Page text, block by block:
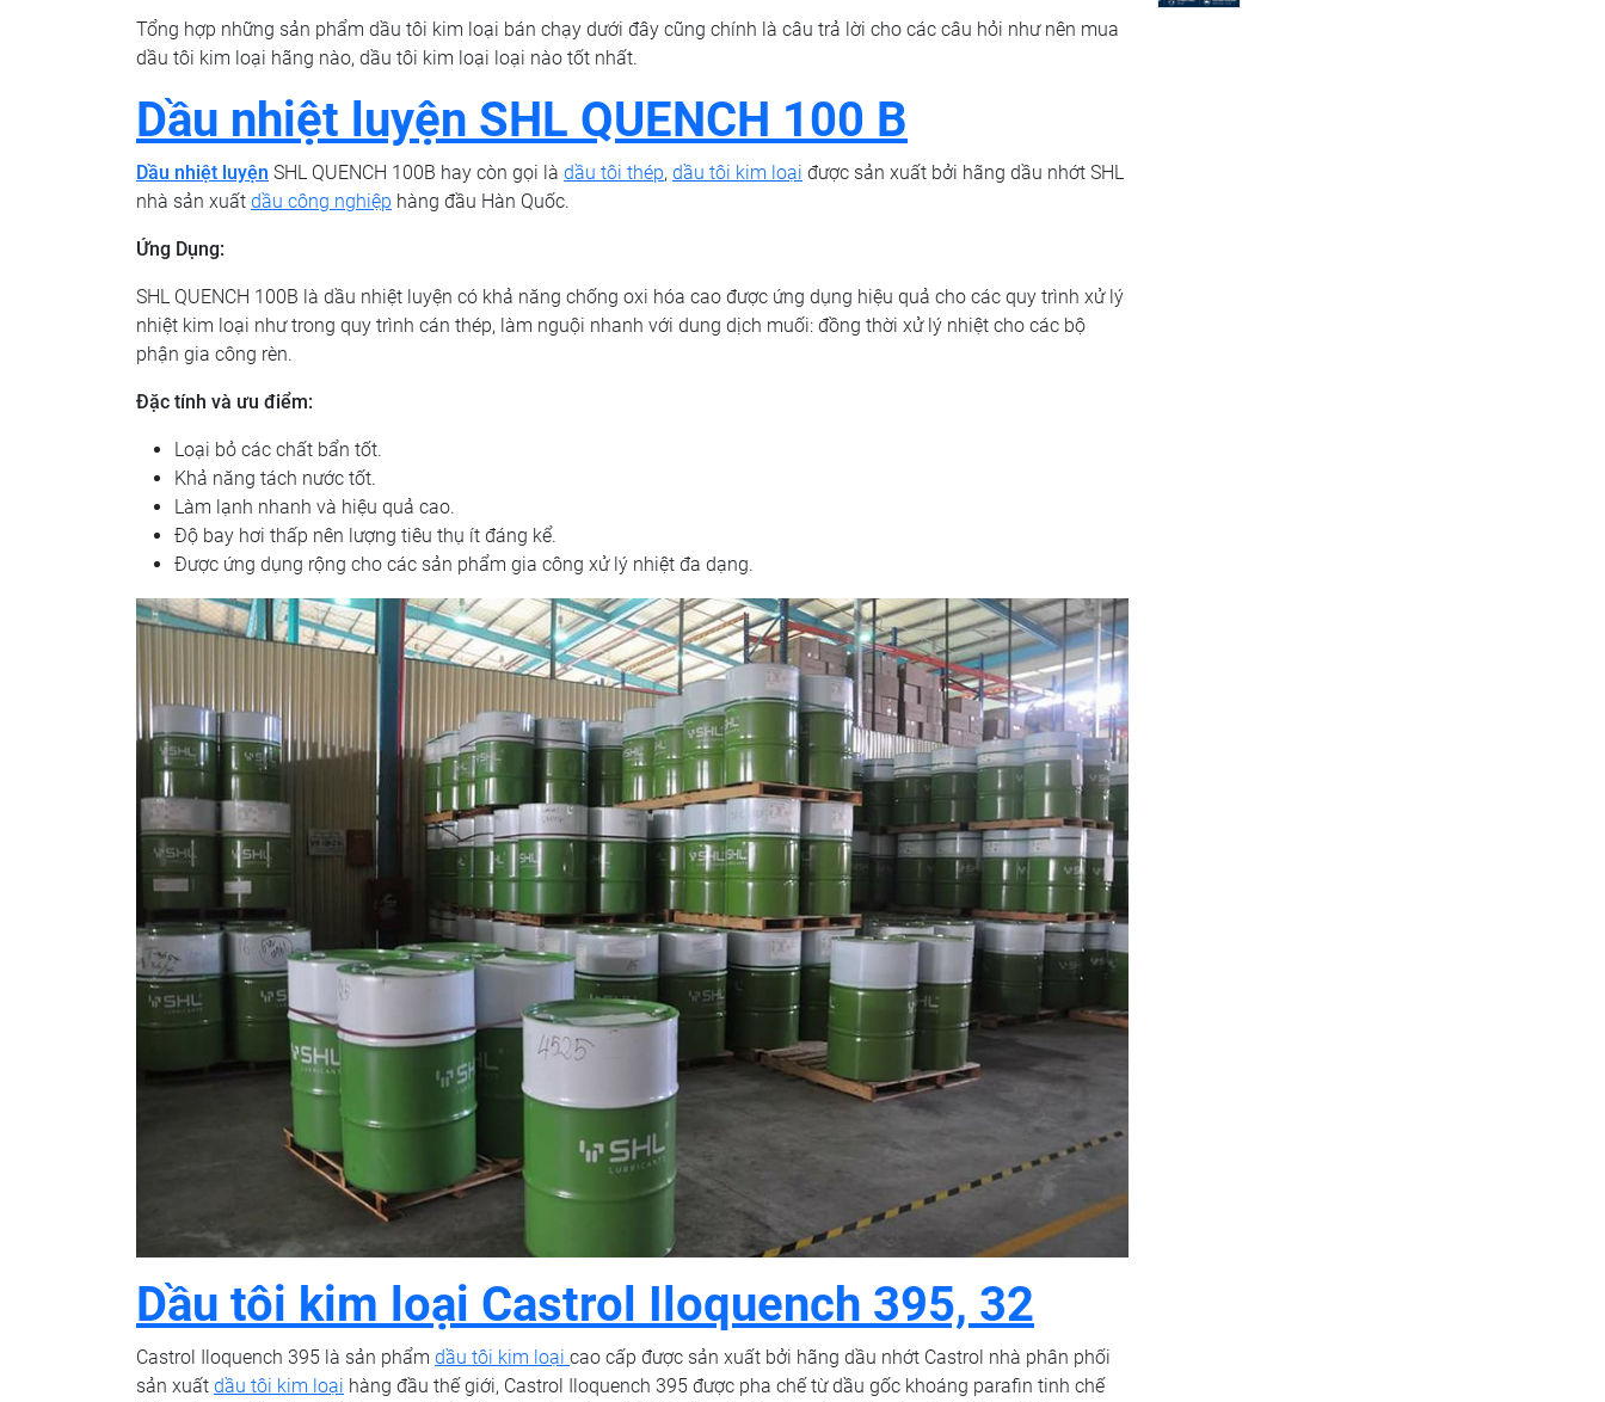
Tổng hợp những sản phẩm dầu tôi kim loại bán chạy dưới đây cũng chính là câu trả lời cho các câu hỏi như nên mua
dầu tôi kim loại hãng nào, dầu tôi kim loại loại nào tốt nhất.
Dầu nhiệt luyện SHL QUENCH 100 B
Dầu nhiệt luyện SHL QUENCH 100B hay còn gọi là dầu tôi thép, dầu tôi kim loại được sản xuất bởi hãng dầu nhớt SHL
nhà sản xuất dầu công nghiệp hàng đầu Hàn Quốc.
Ứng Dụng:
SHL QUENCH 100B là dầu nhiệt luyện có khả năng chống oxi hóa cao được ứng dụng hiệu quả cho các quy trình xử lý
nhiệt kim loại như trong quy trình cán thép, làm nguội nhanh với dung dịch muối: đồng thời xử lý nhiệt cho các bộ
phận gia công rèn.
Đặc tính và ưu điểm:
Loại bỏ các chất bẩn tốt.
Khả năng tách nước tốt.
Làm lạnh nhanh và hiệu quả cao.
Độ bay hơi thấp nên lượng tiêu thụ ít đáng kể.
Được ứng dụng rộng cho các sản phẩm gia công xử lý nhiệt đa dạng.
Dầu tôi kim loại Castrol Iloquench 395, 32
Castrol Iloquench 395 là sản phẩm dầu tôi kim loại cao cấp được sản xuất bởi hãng dầu nhớt Castrol nhà phân phối
sản xuất dầu tôi kim loại hàng đầu thế giới, Castrol Iloquench 395 được pha chế từ dầu gốc khoáng parafin tinh chế